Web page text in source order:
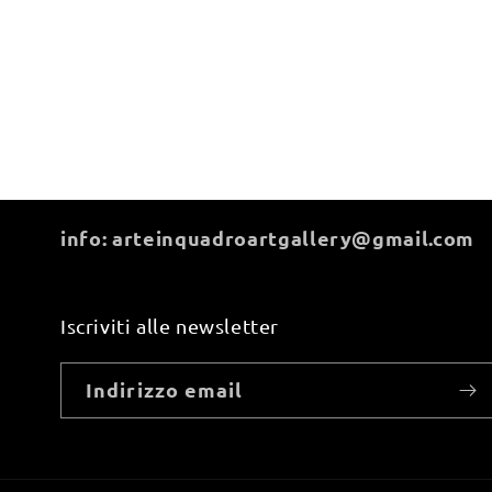
info: arteinquadroartgallery@gmail.com
Iscriviti alle newsletter
Indirizzo email